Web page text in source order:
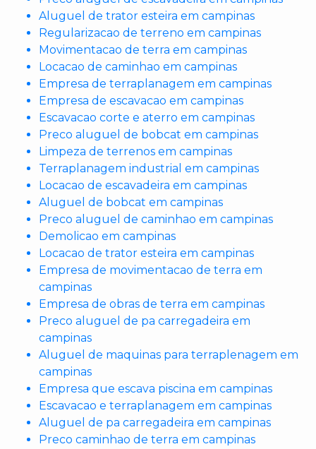
Aluguel de trator esteira em campinas
Regularizacao de terreno em campinas
Movimentacao de terra em campinas
Locacao de caminhao em campinas
Empresa de terraplanagem em campinas
Empresa de escavacao em campinas
Escavacao corte e aterro em campinas
Preco aluguel de bobcat em campinas
Limpeza de terrenos em campinas
Terraplanagem industrial em campinas
Locacao de escavadeira em campinas
Aluguel de bobcat em campinas
Preco aluguel de caminhao em campinas
Demolicao em campinas
Locacao de trator esteira em campinas
Empresa de movimentacao de terra em
campinas
Empresa de obras de terra em campinas
Preco aluguel de pa carregadeira em
campinas
Aluguel de maquinas para terraplenagem em
campinas
Empresa que escava piscina em campinas
Escavacao e terraplanagem em campinas
Aluguel de pa carregadeira em campinas
Preco caminhao de terra em campinas